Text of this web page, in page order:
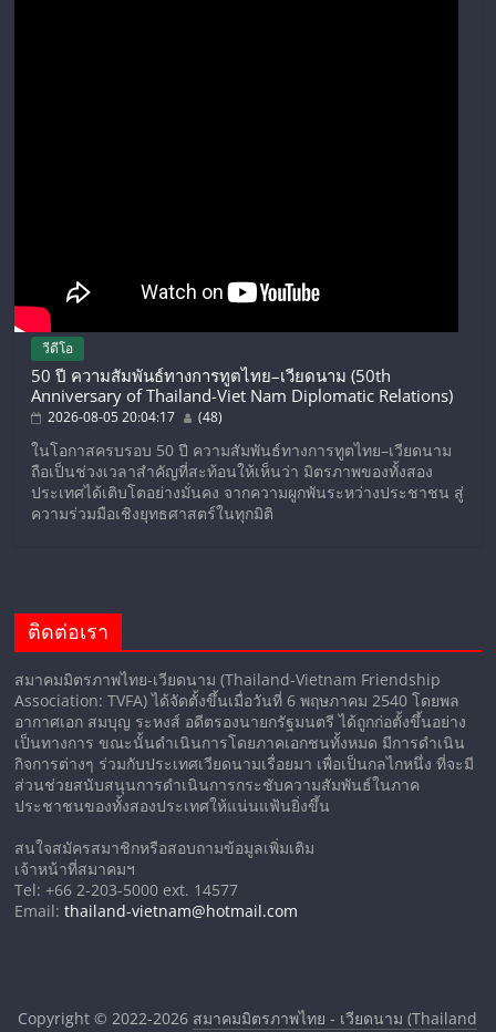
วีดีโอ
50 ปี ความสัมพันธ์ทางการทูตไทย–เวียดนาม (50th
Anniversary of Thailand-Viet Nam Diplomatic Relations)
2026-08-05 20:04:17 (48)
ในโอกาสครบรอบ 50 ปี ความสัมพันธ์ทางการทูตไทย–เวียดนาม
ถือเป็นช่วงเวลาสำคัญที่สะท้อนให้เห็นว่า มิตรภาพของทั้งสอง
ประเทศได้เติบโตอย่างมั่นคง จากความผูกพันระหว่างประชาชน สู่
ความร่วมมือเชิงยุทธศาสตร์ในทุกมิติ
ติดต่อเรา
สมาคมมิตรภาพไทย-เวียดนาม (Thailand-Vietnam Friendship
Association: TVFA) ได้จัดตั้งขึ้นเมื่อวันที่ 6 พฤษภาคม 2540 โดยพล
อากาศเอก สมบุญ ระหงส์ อดีตรองนายกรัฐมนตรี ได้ถูกก่อตั้งขึ้นอย่าง
เป็นทางการ ขณะนั้นดำเนินการโดยภาคเอกชนทั้งหมด มีการดำเนิน
กิจการต่างๆ ร่วมกับประเทศเวียดนามเรื่อยมา เพื่อเป็นกลไกหนึ่ง ที่จะมี
ส่วนช่วยสนับสนุนการดำเนินการกระชับความสัมพันธ์ในภาค
ประชาชนของทั้งสองประเทศให้แน่นแฟ้นยิ่งขึ้น
สนใจสมัครสมาชิกหรือสอบถามข้อมูลเพิ่มเติม
เจ้าหน้าที่สมาคมฯ
Tel: +66 2-203-5000 ext. 14577
Email:thailand-vietnam@hotmail.com
Copyright © 2022-2026 สมาคมมิตรภาพไทย - เวียดนาม (Thailand